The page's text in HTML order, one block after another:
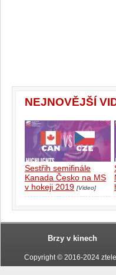
NEJNOVĚJŠÍ
Sestřih semifinále
Kanada Česko na MS
v hokeji 2019 [Video]
Brzy v kinech
Copyright © 2016-2024